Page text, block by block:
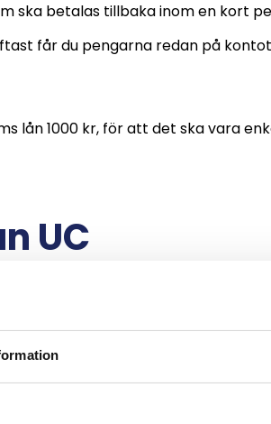
nu
ska betalas tillbaka inom en kort
får du pengarna redan på
lån 1000 kr, för att det ska vara
UC
uppmärksam på att detta